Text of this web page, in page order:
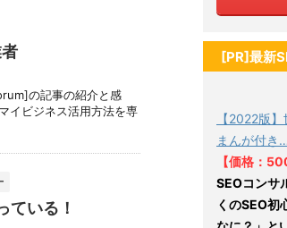
の記事の紹介と感
イビジネス活用方法を専
ている！
[PR]最新
【2022版
まんが付き
【価格：
SEOコンサ
くのSEO初